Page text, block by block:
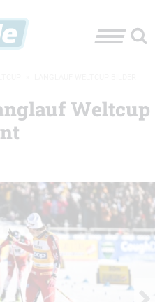
Weltcup